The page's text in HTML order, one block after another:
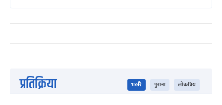
प्रतिक्रिया भर्खरै पुराना लोकप्रिय